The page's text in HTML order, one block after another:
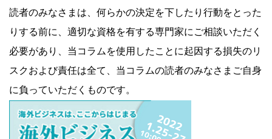
読者のみなさまは、何らかの決定を下したり行動をとった
りする前に、適切な資格を有する専門家にご相談いただく
必要があり、当コラムを使用したことに起因する損失のリ
スクおよび責任は全て、当コラムの読者のみなさまご自身
に負っていただくものです。